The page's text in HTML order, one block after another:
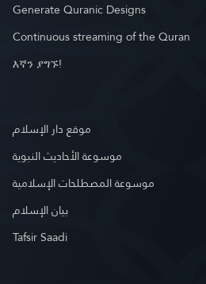
Generate Quranic Designs
Continuous streaming of the Quran
እኛን ያግኙ!
موقع دار الإسلام
موسوعة الأحاديث النبوية
موسوعة المصطلحات الإسلامية
بيان الإسلام
Tafsir Saadi